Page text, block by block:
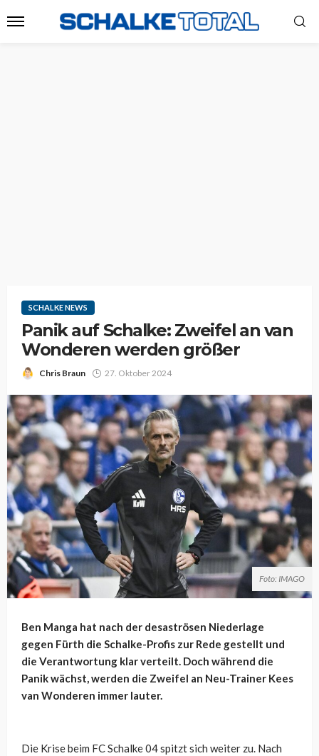
SCHALKE NEWS
Panik auf Schalke: Zweifel an van
Wonderen werden größer
Chris Braun 27. Oktober 2024
Foto: IMAGO
Ben Manga hat nach der desaströsen Niederlage
gegen Fürth die Schalke-Profis zur Rede gestellt und
die Verantwortung klar verteilt. Doch während die
Panik wächst, werden die Zweifel an Neu-Trainer Kees
van Wonderen immer lauter.
Die Krise beim FC Schalke 04 spitzt sich weiter zu. Nach